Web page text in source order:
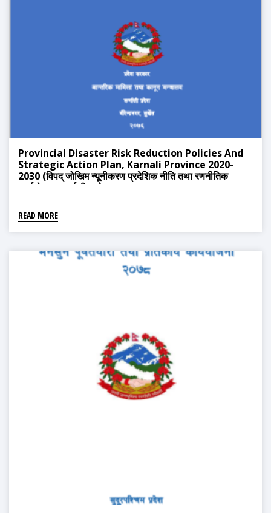
Provincial Disaster Risk Reduction Policies And
Strategic Action Plan, Karnali Province 2020-
2030 (विपद् जोखिम न्यूनीकरण प्रदेशिक नीति तथा रणनीतिक
कार्ययोजना, कर्णाली प्रदेश)
READ MORE